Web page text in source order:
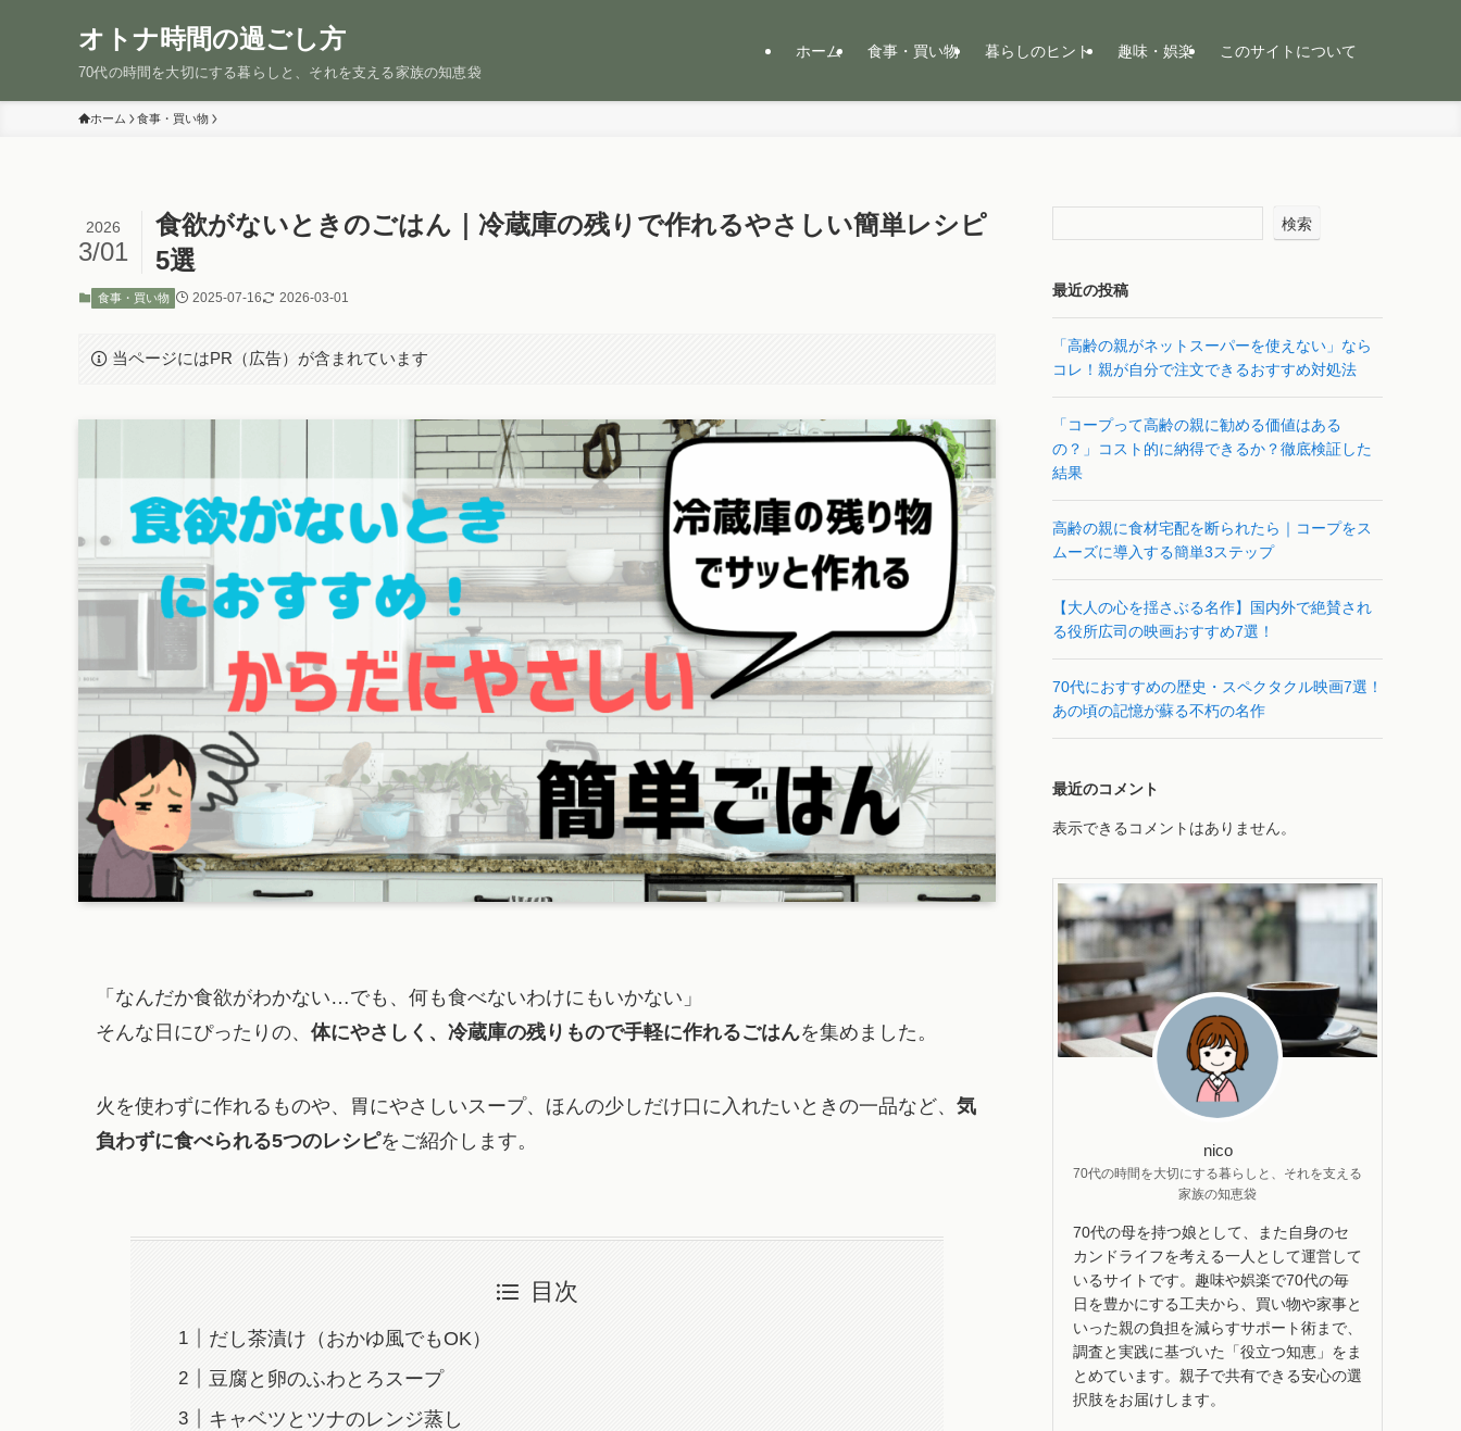
オトナ時間の過ごし方
70代の時間を大切にする暮らしと、それを支える家族の知恵袋
ホーム 食事・買い物 暮らしのヒント 趣味・娯楽 このサイトについて
ホーム 食事・買い物
食欲がないときのごはん｜冷蔵庫の残りで作れるやさしい簡単レシピ
5選
2026
3/01
食事・買い物 2025-07-16 2026-03-01
当ページにはPR（広告）が含まれています
「なんだか食欲がわかない…でも、何も食べないわけにもいかない」
そんな日にぴったりの、 体にやさしく、冷蔵庫の残りもので手軽に作れるごはんを集めました。
火を使わずに作れるものや、胃にやさしいスープ、ほんの少しだけ口に入れたいときの一品など、 気
負わずに食べられる5つのレシピをご紹介します。
目次
だし茶漬け（おかゆ風でもOK）
豆腐と卵のふわとろスープ
キャベツとツナのレンジ蒸し
検索
最近の投稿
「高齢の親がネットスーパーを使えない」なら
コレ！親が自分で注文できるおすすめ対処法
「コープって高齢の親に勧める価値はある
の？」コスト的に納得できるか？徹底検証した
結果
高齢の親に食材宅配を断られたら｜コープをス
ムーズに導入する簡単3ステップ
【大人の心を揺さぶる名作】国内外で絶賛され
る役所広司の映画おすすめ7選！
70代におすすめの歴史・スペクタクル映画7選！
あの頃の記憶が蘇る不朽の名作
最近のコメント
表示できるコメントはありません。
nico
70代の時間を大切にする暮らしと、それを支える
家族の知恵袋
70代の母を持つ娘として、また自身のセ
カンドライフを考える一人として運営して
いるサイトです。趣味や娯楽で70代の毎
日を豊かにする工夫から、買い物や家事と
いった親の負担を減らすサポート術まで、
調査と実践に基づいた「役立つ知恵」をま
とめています。親子で共有できる安心の選
択肢をお届けします。